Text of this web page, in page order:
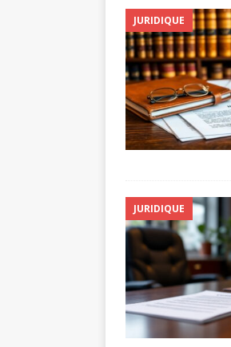
JURIDIQUE
JURIDIQUE